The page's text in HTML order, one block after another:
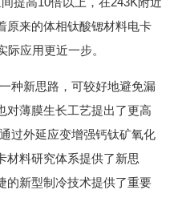
原来的体相钛酸锶材料电卡
应用更近一步。
种新思路，可较好地避免漏
对薄膜生长工艺提出了更高
过外延应变增强钙钛矿氧化
材料研究体系提供了新思
的新型制冷技术提供了重要